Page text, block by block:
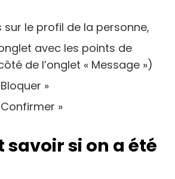
sur le profil de la personne,
avec les points de
de l’onglet « Message »)
»
»
si on a été